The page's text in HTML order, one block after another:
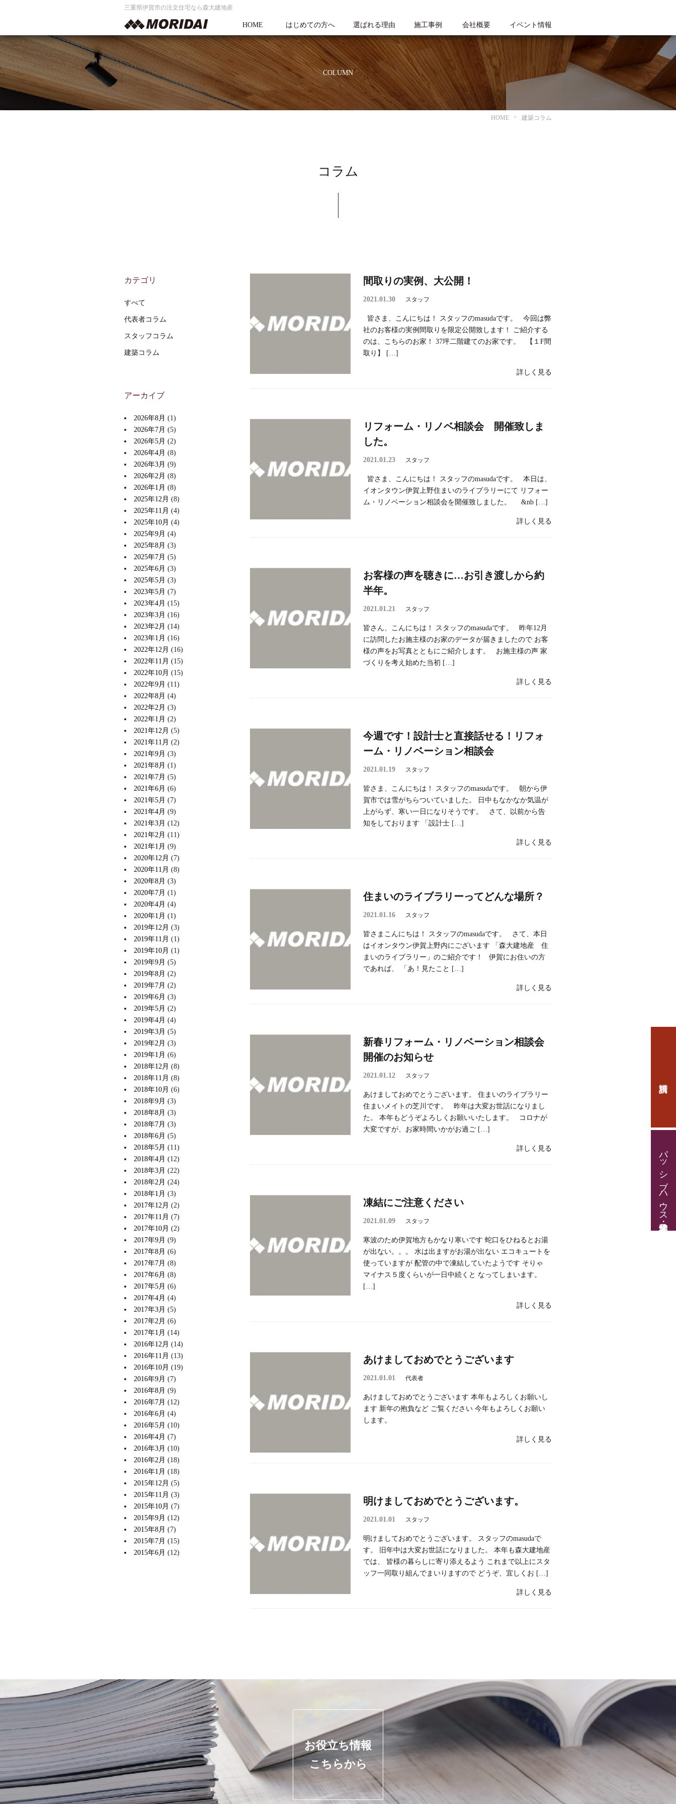
三重県伊賀市の注文住宅なら森大建地産
HOME はじめての方へ 選ばれる理由 施工事例 会社概要 イベント情報
COLUMN
HOME 建築コラム
パッシブハウス見学・住宅相談
コラム
間取りの実例、大公開！
2021.01.30 スタッフ
皆さま、こんにちは！ スタッフのmasudaです。 今回は弊
社のお客様の実例間取りを限定公開致します！ ご紹介する
のは、こちらのお家！ 37坪二階建てのお家です。 【１F間
取り】 […]
詳しく見る
リフォーム・リノベ相談会 開催致しま
した。
2021.01.23 スタッフ
皆さま、こんにちは！ スタッフのmasudaです。 本日は、
イオンタウン伊賀上野住まいのライブラリーにて リフォー
ム・リノベーション相談会を開催致しました。 &nb […]
詳しく見る
お客様の声を聴きに…お引き渡しから約
半年。
2021.01.21 スタッフ
皆さん、こんにちは！ スタッフのmasudaです。 昨年12月
に訪問したお施主様のお家のデータが届きましたので お客
様の声をお写真とともにご紹介します。 お施主様の声 家
づくりを考え始めた当初 […]
詳しく見る
今週です！設計士と直接話せる！リフォ
ーム・リノベーション相談会
2021.01.19 スタッフ
皆さま、こんにちは！ スタッフのmasudaです。 朝から伊
賀市では雪がちらついていました。 日中もなかなか気温が
上がらず、寒い一日になりそうです。 さて、以前から告
知をしております 「設計士 […]
詳しく見る
住まいのライブラリーってどんな場所？
2021.01.16 スタッフ
皆さまこんにちは！ スタッフのmasudaです。 さて、本日
はイオンタウン伊賀上野内にございます 「森大建地産 住
まいのライブラリー」のご紹介です！ 伊賀にお住いの方
であれば、 「あ！見たこと […]
詳しく見る
新春リフォーム・リノベーション相談会
開催のお知らせ
2021.01.12 スタッフ
あけましておめでとうございます。 住まいのライブラリー
住まいメイトの芝川です。 昨年は大変お世話になりまし
た。 本年もどうぞよろしくお願いいたします。 コロナが
大変ですが、お家時間いかがお過ご […]
詳しく見る
凍結にご注意ください
2021.01.09 スタッフ
寒波のため伊賀地方もかなり寒いです 蛇口をひねるとお湯
が出ない。。。 水は出ますがお湯が出ない エコキュートを
使っていますが 配管の中で凍結していたようです そりゃ
マイナス５度くらいが一日中続くと なってしまいます。
[…]
詳しく見る
あけましておめでとうございます
2021.01.01 代表者
あけましておめでとうございます 本年もよろしくお願いし
ます 新年の抱負など ご覧ください 今年もよろしくお願い
します。
詳しく見る
明けましておめでとうございます。
2021.01.01 スタッフ
明けましておめでとうございます。 スタッフのmasudaで
す。 旧年中は大変お世話になりました。 本年も森大建地産
では、 皆様の暮らしに寄り添えるよう これまで以上にスタ
ッフ一同取り組んでまいりますので どうぞ、宜しくお […]
詳しく見る
カテゴリ
すべて
代表者コラム
スタッフコラム
建築コラム
アーカイブ
2026年8月 (1)
2026年7月 (5)
2026年5月 (2)
2026年4月 (8)
2026年3月 (9)
2026年2月 (8)
2026年1月 (8)
2025年12月 (8)
2025年11月 (4)
2025年10月 (4)
2025年9月 (4)
2025年8月 (3)
2025年7月 (5)
2025年6月 (3)
2025年5月 (3)
2023年5月 (7)
2023年4月 (15)
2023年3月 (16)
2023年2月 (14)
2023年1月 (16)
2022年12月 (16)
2022年11月 (15)
2022年10月 (15)
2022年9月 (11)
2022年8月 (4)
2022年2月 (3)
2022年1月 (2)
2021年12月 (5)
2021年11月 (2)
2021年9月 (3)
2021年8月 (1)
2021年7月 (5)
2021年6月 (6)
2021年5月 (7)
2021年4月 (9)
2021年3月 (12)
2021年2月 (11)
2021年1月 (9)
2020年12月 (7)
2020年11月 (8)
2020年8月 (3)
2020年7月 (1)
2020年4月 (4)
2020年1月 (1)
2019年12月 (3)
2019年11月 (1)
2019年10月 (1)
2019年9月 (5)
2019年8月 (2)
2019年7月 (2)
2019年6月 (3)
2019年5月 (2)
2019年4月 (4)
2019年3月 (5)
2019年2月 (3)
2019年1月 (6)
2018年12月 (8)
2018年11月 (8)
2018年10月 (6)
2018年9月 (3)
2018年8月 (3)
2018年7月 (3)
2018年6月 (5)
2018年5月 (11)
2018年4月 (12)
2018年3月 (22)
2018年2月 (24)
2018年1月 (3)
2017年12月 (2)
2017年11月 (7)
2017年10月 (2)
2017年9月 (9)
2017年8月 (6)
2017年7月 (8)
2017年6月 (8)
2017年5月 (6)
2017年4月 (4)
2017年3月 (5)
2017年2月 (6)
2017年1月 (14)
2016年12月 (14)
2016年11月 (13)
2016年10月 (19)
2016年9月 (7)
2016年8月 (9)
2016年7月 (12)
2016年6月 (4)
2016年5月 (10)
2016年4月 (7)
2016年3月 (10)
2016年2月 (18)
2016年1月 (18)
2015年12月 (5)
2015年11月 (3)
2015年10月 (7)
2015年9月 (12)
2015年8月 (7)
2015年7月 (15)
2015年6月 (12)
お役立ち情報
こちらから